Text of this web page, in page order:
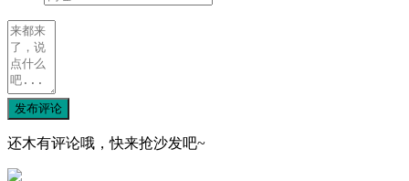
发布评论
还木有评论哦，快来抢沙发吧~